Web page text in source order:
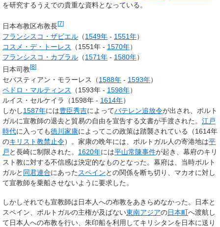
を研究するうえでの貴重な資料となっている。
日本布教区布教長[7]
フランシスコ・ザビエル （1549年 - 1551年）
コスメ・デ・トーレス
（1551年 - 1570年）
フランシスコ・カブラル （1571年 - 1580年）
日本司教[8]
セバスティアン・モラーレス（1588年 - 1593年）
ペドロ・マルティンス
（1593年 - 1598年）
ルイス・セルケイラ（1598年 - 1614年）
しかし1587年には豊臣秀吉によってバテレン追放令が出され、ポルト
ガルに宣教師の退去と貿易の自由を宣告する文書が手渡された。 江戸
時代に入っても徳川家康によってこの政策は踏襲されている（1614年
のキリスト教禁止令）。家康の晩年には、ポルトガル人の寄港地は平
戸と長崎に制限された。 1620年には平山常陳事件が起き、幕府のキリ
スト教に対する不信感は決定的なものとなった。幕府は、当時ポルト
ガルと 同君連合にあった スペインとの関係を断ち切り、マカオに対し
て宣教師を乗船させないように要求した。
しかしそれでも宣教師は日本人への布教をあきらめなかった。日本と
スペイン、ポルトガルの主権が及ばない東南アジアの日本町へ渡航し
て日本人への布教を行い、朱印船を利用してキリシタンを日本に送り